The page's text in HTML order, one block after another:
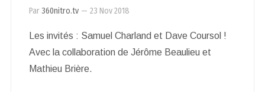
Par360nitro.tv — 23 Nov 2018
Les invités : Samuel Charland et Dave Coursol !
Avec la collaboration de Jérôme Beaulieu et
Mathieu Brière.